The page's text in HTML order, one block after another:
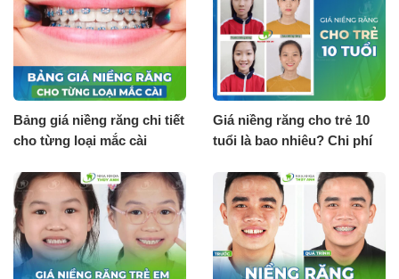
Bảng giá niềng răng chi tiết
cho từng loại mắc cài
Giá niềng răng cho trẻ 10
tuổi là bao nhiêu? Chi phí